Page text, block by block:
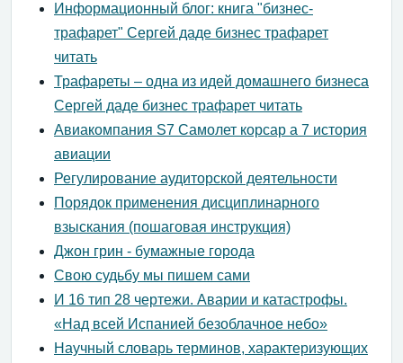
Информационный блог: книга "бизнес-
трафарет" Сергей даде бизнес трафарет
читать
Трафареты – одна из идей домашнего бизнеса
Сергей даде бизнес трафарет читать
Авиакомпания S7 Самолет корсар а 7 история
авиации
Регулирование аудиторской деятельности
Порядок применения дисциплинарного
взыскания (пошаговая инструкция)
Джон грин - бумажные города
Свою судьбу мы пишем сами
И 16 тип 28 чертежи. Аварии и катастрофы.
«Над всей Испанией безоблачное небо»
Научный словарь терминов, характеризующих